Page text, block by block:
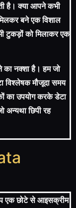
है। क्या आपने कभी
बने एक विशाल
टुकड़ों को मिलाकर एक
का नक्शा है। हम जो
विश्लेषक मौजूदा समय
का उपयोग करके डेटा
अन्यथा छिपी रह
एक छोटे से आइसक्रीम